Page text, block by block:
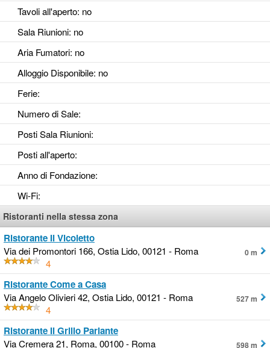
Tavoli all'aperto: no
Sala Riunioni: no
Aria Fumatori: no
Alloggio Disponibile: no
Ferie:
Numero di Sale:
Posti Sala Riunioni:
Posti all'aperto:
Anno di Fondazione:
Wi-Fi:
Ristoranti nella stessa zona
Ristorante Il Vicoletto
Via dei Promontori 166, Ostia Lido, 00121 - Roma
4
0 m
Ristorante Come a Casa
Via Angelo Olivieri 42, Ostia Lido, 00121 - Roma
4
527 m
Ristorante Il Grillo Parlante
Via Cremera 21, Roma, 00100 - Roma 598 m